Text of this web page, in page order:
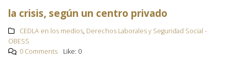
la crisis, según un centro privado
CEDLA en los medios, Derechos Laborales y Seguridad Social -
OBESS
0 Comments
Like: 0